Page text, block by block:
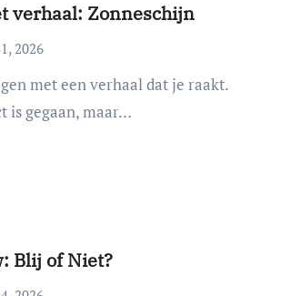
verhaal: Zonneschijn
2026
is gegaan, maar…
Blij of Niet?